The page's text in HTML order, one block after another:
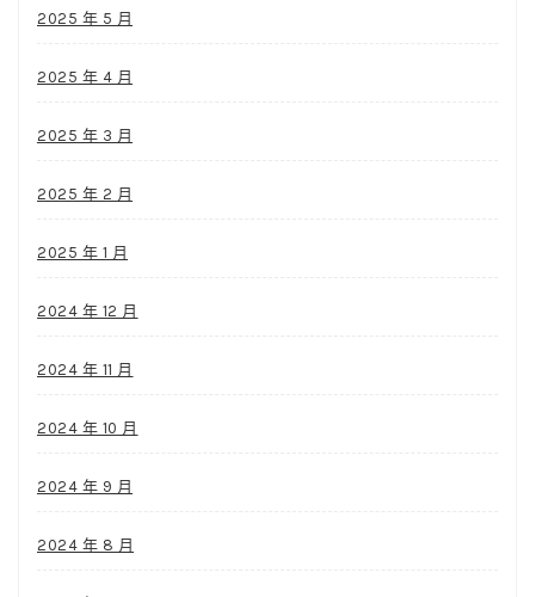
2025 年 5 月
2025 年 4 月
2025 年 3 月
2025 年 2 月
2025 年 1 月
2024 年 12 月
2024 年 11 月
2024 年 10 月
2024 年 9 月
2024 年 8 月